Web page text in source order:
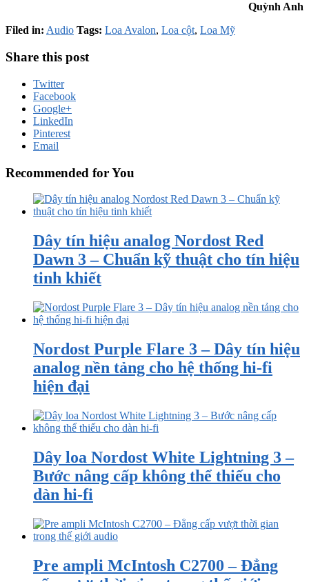
Quỳnh Anh
Filed in: Audio Tags: Loa Avalon, Loa cột, Loa Mỹ
Share this post
Twitter
Facebook
Google+
LinkedIn
Pinterest
Email
Recommended for You
Dây tín hiệu analog Nordost Red
Dawn 3 – Chuẩn kỹ thuật cho tín hiệu
tinh khiết
Nordost Purple Flare 3 – Dây tín hiệu
analog nền tảng cho hệ thống hi-fi
hiện đại
Dây loa Nordost White Lightning 3 –
Bước nâng cấp không thể thiếu cho
dàn hi-fi
Pre ampli McIntosh C2700 – Đẳng